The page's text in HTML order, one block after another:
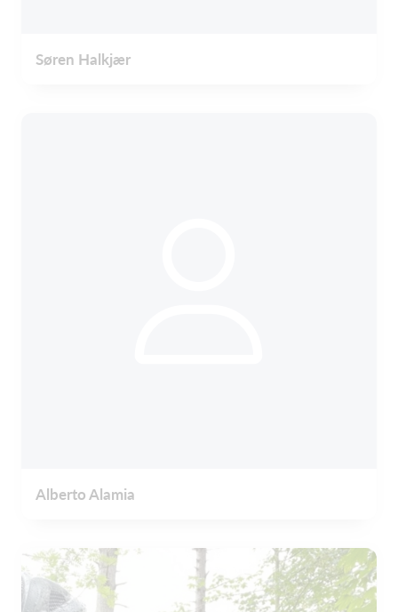
Søren Halkjær
Alberto Alamia